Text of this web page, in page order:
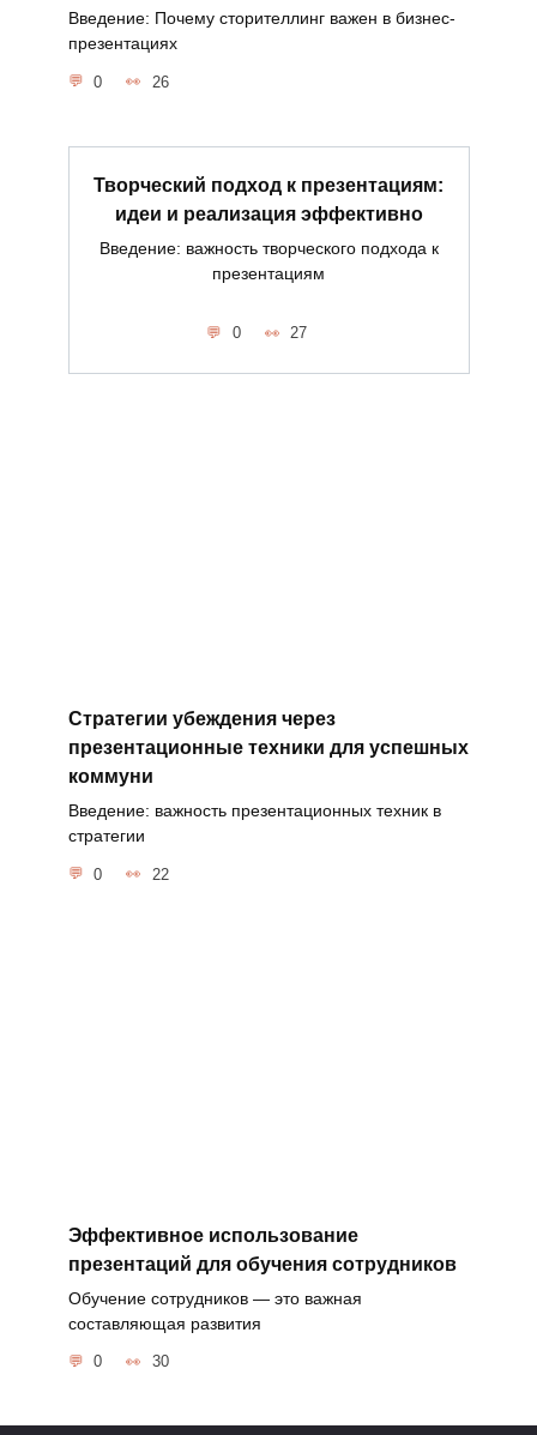
Введение: Почему сторителлинг важен в бизнес-
презентациях
0 26
Творческий подход к презентациям:
идеи и реализация эффективно
Введение: важность творческого подхода к
презентациям
0 27
Стратегии убеждения через
презентационные техники для успешных
коммуни
Введение: важность презентационных техник в
стратегии
0 22
Эффективное использование
презентаций для обучения сотрудников
Обучение сотрудников — это важная
составляющая развития
0 30